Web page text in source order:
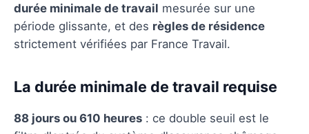
durée minimale de travail mesurée sur une
période glissante, et des règles de résidence
strictement vérifiées par France Travail.
La durée minimale de travail requise
88 jours ou 610 heures : ce double seuil est le